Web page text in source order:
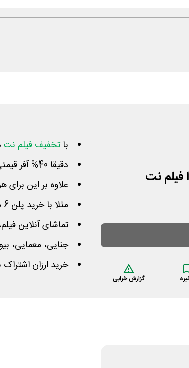
فیلم نت
گزارش خرابی
با تخفیف فیلم نت
دقیقا 40% آفر قیمتی برای تمام طرح‌های 1 و 3 و 6 ماهه
علاوه بر این برای
مثلا با خرید پلن 6 ماهه به میزان 6 ماه و 6 هفته شارژ می‌شوید
تماشای آنلاین
جنایی، معمایی،
خرید ارزان اشتراک